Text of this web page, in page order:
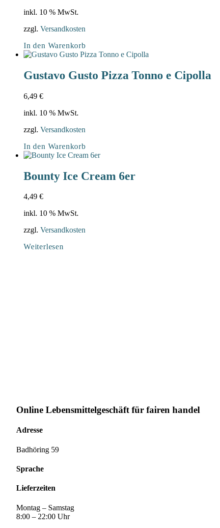
inkl. 10 % MwSt.
zzgl. Versandkosten
In den Warenkorb
Gustavo Gusto Pizza Tonno e Cipolla
6,49 €
inkl. 10 % MwSt.
zzgl. Versandkosten
In den Warenkorb
Bounty Ice Cream 6er
4,49 €
inkl. 10 % MwSt.
zzgl. Versandkosten
Weiterlesen
Online Lebensmittelgeschäft für fairen handel
Adresse
Badhöring 59
Sprache
Lieferzeiten
Montag – Samstag
8:00 – 22:00 Uhr